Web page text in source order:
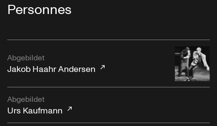
Personnes
Abgebildet
Jakob Haahr Andersen
Abgebildet
Urs Kaufmann